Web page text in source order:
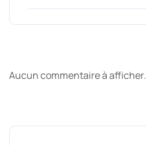
Aucun commentaire à afficher.